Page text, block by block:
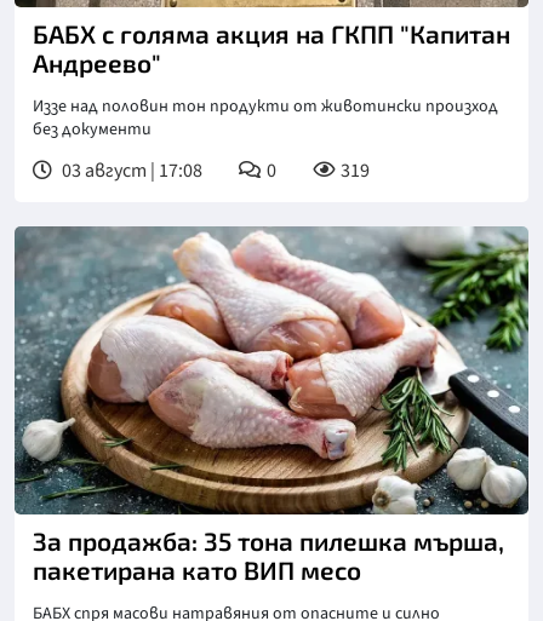
БАБХ с голяма акция на ГКПП "Капитан
Андреево"
Иззе над половин тон продукти от животински произход
без документи
03 август | 17:08 0 319
За продажба: 35 тона пилешка мърша,
пакетирана като ВИП месо
БАБХ спря масови натравяния от опасните и силно